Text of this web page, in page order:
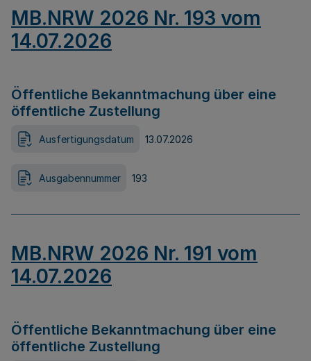
MB.NRW 2026 Nr. 193 vom
14.07.2026
Öffentliche Bekanntmachung über eine
öffentliche Zustellung
Ausfertigungsdatum 13.07.2026
Ausgabennummer 193
MB.NRW 2026 Nr. 191 vom
14.07.2026
Öffentliche Bekanntmachung über eine
öffentliche Zustellung